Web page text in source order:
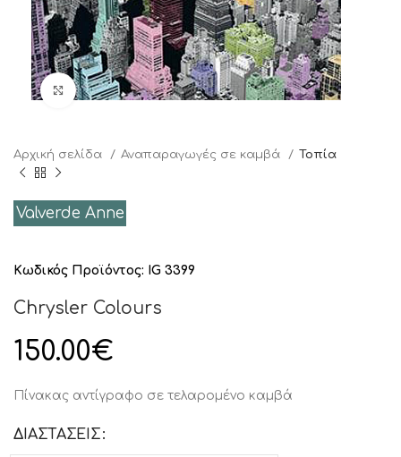
Click to enlarge
Αρχική σελίδα Αναπαραγωγές σε καμβά Τοπία
Valverde Anne
Κωδικός Προϊόντος: IG 3399
Chrysler Colours
150.00€
Πίνακας αντίγραφο σε τελαρομένο καμβά
ΔΙΑΣΤΑΣΕΙΣ